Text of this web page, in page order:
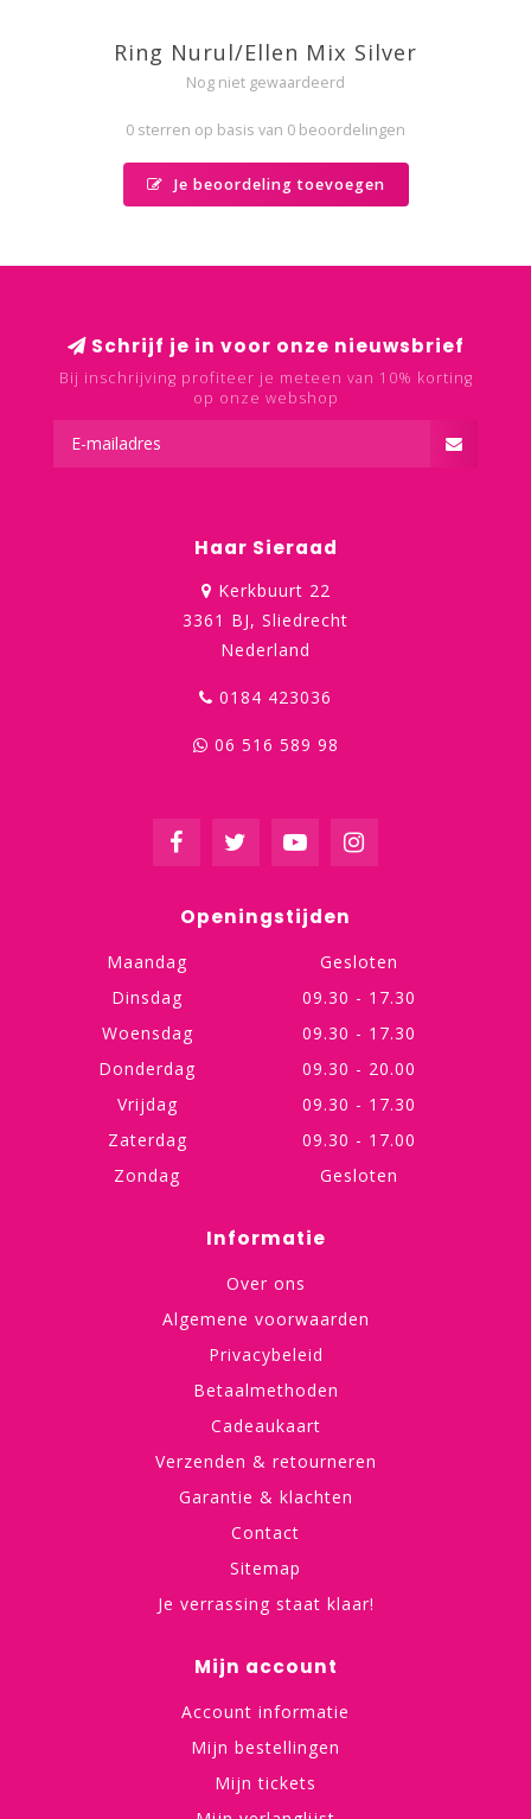
Ring Nurul/Ellen Mix Silver
Nog niet gewaardeerd
0 sterren op basis van 0 beoordelingen
Je beoordeling toevoegen
Schrijf je in voor onze nieuwsbrief
Bij inschrijving profiteer je meteen van 10% korting
op onze webshop
Haar Sieraad
Kerkbuurt 22
3361 BJ, Sliedrecht
Nederland
0184 423036
06 516 589 98
Openingstijden
Maandag
Gesloten
Dinsdag
09.30 - 17.30
Woensdag
09.30 - 17.30
Donderdag
09.30 - 20.00
Vrijdag
09.30 - 17.30
Zaterdag
09.30 - 17.00
Zondag
Gesloten
Informatie
Over ons
Algemene voorwaarden
Privacybeleid
Betaalmethoden
Cadeaukaart
Verzenden & retourneren
Garantie & klachten
Contact
Sitemap
Je verrassing staat klaar!
Mijn account
Account informatie
Mijn bestellingen
Mijn tickets